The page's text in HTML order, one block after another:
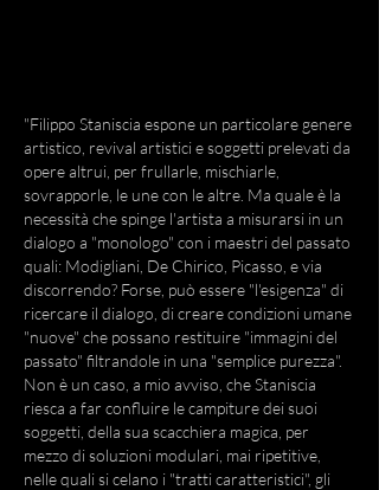
"Filippo Staniscia espone un particolare genere
artistico, revival artistici e soggetti prelevati da
opere altrui, per frullarle, mischiarle,
sovrapporle, le une con le altre. Ma quale è la
necessità che spinge l'artista a misurarsi in un
dialogo a "monologo" con i maestri del passato
quali: Modigliani, De Chirico, Picasso, e via
discorrendo? Forse, può essere "l'esigenza" di
ricercare il dialogo, di creare condizioni umane
"nuove" che possano restituire "immagini del
passato" filtrandole in una "semplice purezza".
Non è un caso, a mio avviso, che Staniscia
riesca a far confluire le campiture dei suoi
soggetti, della sua scacchiera magica, per
mezzo di soluzioni modulari, mai ripetitive,
nelle quali si celano i "tratti caratteristici", gli